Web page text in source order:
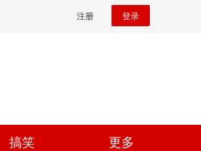
注册 登录
搞笑 更多